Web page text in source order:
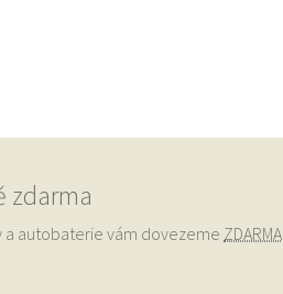
zdarma
autobaterie vám dovezeme ZDARMA